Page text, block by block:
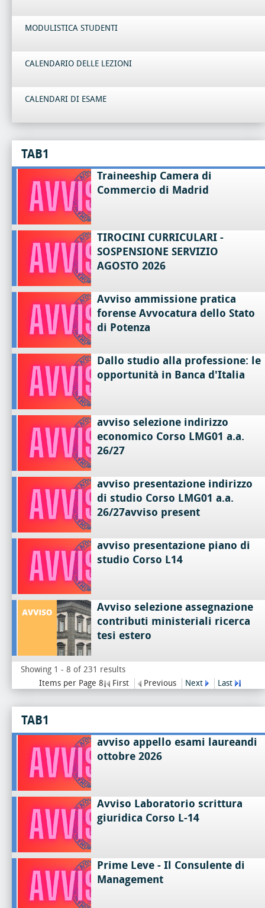
MODULISTICA STUDENTI
CALENDARIO DELLE LEZIONI
CALENDARI DI ESAME
TAB1
Traineeship Camera di
Commercio di Madrid
TIROCINI CURRICULARI -
SOSPENSIONE SERVIZIO
AGOSTO 2026
Avviso ammissione pratica
forense Avvocatura dello Stato
di Potenza
Dallo studio alla professione: le
opportunità in Banca d'Italia
avviso selezione indirizzo
economico Corso LMG01 a.a.
26/27
avviso presentazione indirizzo
di studio Corso LMG01 a.a.
26/27avviso present
avviso presentazione piano di
studio Corso L14
Avviso selezione assegnazione
contributi ministeriali ricerca
tesi estero
Showing 1 - 8 of 231 results
Items per Page 8
First Previous Next Last
TAB1
avviso appello esami laureandi
ottobre 2026
Avviso Laboratorio scrittura
giuridica Corso L-14
Prime Leve - Il Consulente di
Management